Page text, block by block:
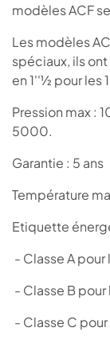
modèles ACF
Les modèles
spéciaux, ils
en 1''½ pour les
Pression max :
5000.
Garantie : 5 ans
Température
Etiquette
- Classe A
- Classe B
- Classe C